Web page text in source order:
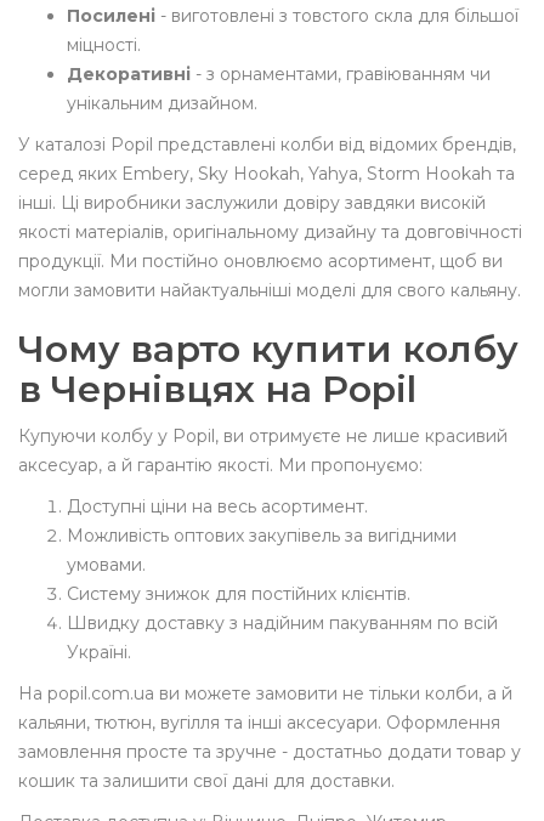
Посилені - виготовлені з товстого скла для більшої
міцності.
Декоративні - з орнаментами, гравіюванням чи
унікальним дизайном.
У каталозі Popil представлені колби від відомих брендів,
серед яких Embery, Sky Hookah, Yahya, Storm Hookah та
інші. Ці виробники заслужили довіру завдяки високій
якості матеріалів, оригінальному дизайну та довговічності
продукції. Ми постійно оновлюємо асортимент, щоб ви
могли замовити найактуальніші моделі для свого кальяну.
Чому варто купити колбу
в Чернівцях на Popil
Купуючи колбу у Popil, ви отримуєте не лише красивий
аксесуар, а й гарантію якості. Ми пропонуємо:
Доступні ціни на весь асортимент.
Можливість оптових закупівель за вигідними
умовами.
Систему знижок для постійних клієнтів.
Швидку доставку з надійним пакуванням по всій
Україні.
На popil.com.ua ви можете замовити не тільки колби, а й
кальяни, тютюн, вугілля та інші аксесуари. Оформлення
замовлення просте та зручне - достатньо додати товар у
кошик та залишити свої дані для доставки.